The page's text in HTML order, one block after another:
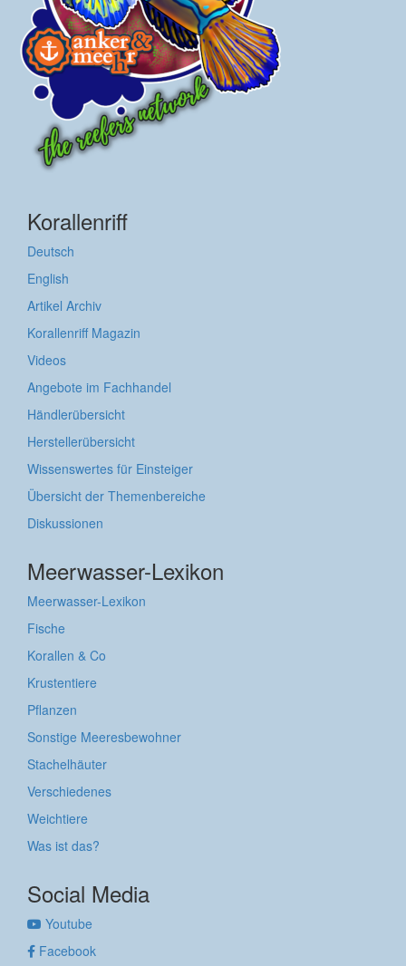
Korallenriff
Deutsch
English
Artikel Archiv
Korallenriff Magazin
Videos
Angebote im Fachhandel
Händlerübersicht
Herstellerübersicht
Wissenswertes für Einsteiger
Übersicht der Themenbereiche
Diskussionen
Meerwasser-Lexikon
Meerwasser-Lexikon
Fische
Korallen & Co
Krustentiere
Pflanzen
Sonstige Meeresbewohner
Stachelhäuter
Verschiedenes
Weichtiere
Was ist das?
Social Media
Youtube
Facebook